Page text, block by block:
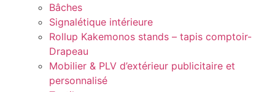
Bâches
Signalétique intérieure
Rollup Kakemonos stands – tapis comptoir-
Drapeau
Mobilier & PLV d’extérieur publicitaire et
personnalisé